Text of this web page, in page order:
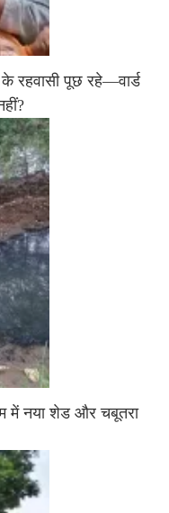
के रहवासी पूछ रहे—वार्ड
में नया शेड और चबूतरा